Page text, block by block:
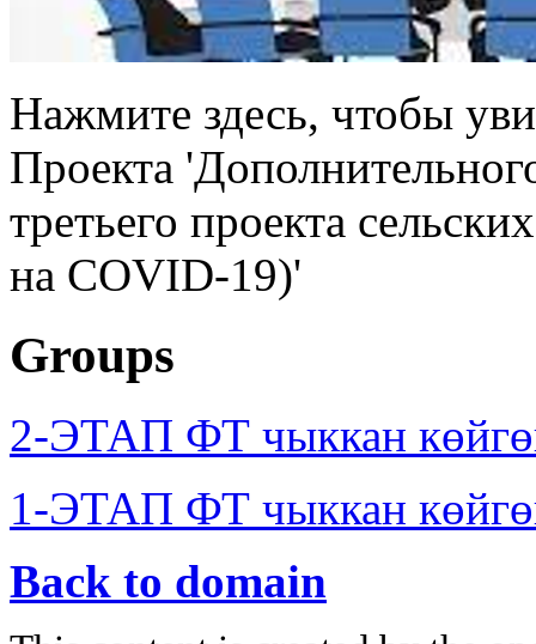
Нажмите здесь, чтобы
Проекта
третьего проекта
на COVID-19)'
Groups
2-ЭТАП ФТ чыккан
1-ЭТАП ФТ чыккан
Back to domain